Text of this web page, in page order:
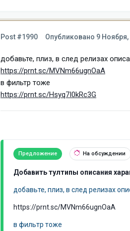
Post #1990 Опубликовано 9 Ноября,
добавьте, плиз, в след релизах
https://prnt.sc/MVNm66ugnOaA
в фильтр тоже
https://prnt.sc/Hsyq7I0kRc3G
Предложение На обсуждении
Добавить тултипы описания
добавьте, плиз, в след релизах
https://prnt.sc/MVNm66ugnOaA
в фильтр тоже